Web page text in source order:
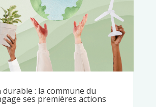
: la commune du
ses premières actions